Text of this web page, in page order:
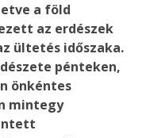
a föld
az erdészek
ültetés időszaka.
pénteken,
önkéntes
mintegy